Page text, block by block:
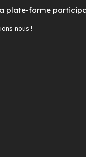
plate-forme
nous !